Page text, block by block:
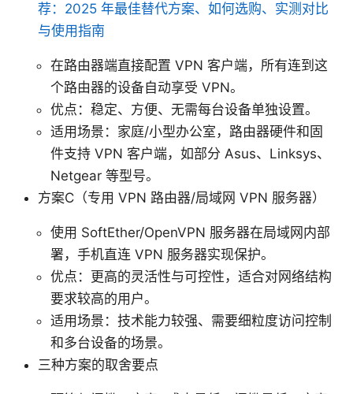
荐：2025 年最佳替代方案、如何选购、实测对比
与使用指南
在路由器端直接配置 VPN 客户端，所有连到这
个路由器的设备自动享受 VPN。
优点：稳定、方便、无需每台设备单独设置。
适用场景：家庭/小型办公室，路由器硬件和固
件支持 VPN 客户端，如部分 Asus、Linksys、
Netgear 等型号。
方案C（专用 VPN 路由器/局域网 VPN 服务器）
使用 SoftEther/OpenVPN 服务器在局域网内部
署，手机直连 VPN 服务器实现保护。
优点：更高的灵活性与可控性，适合对网络结构
要求较高的用户。
适用场景：技术能力较强、需要细粒度访问控制
和多台设备的场景。
三种方案的取舍要点